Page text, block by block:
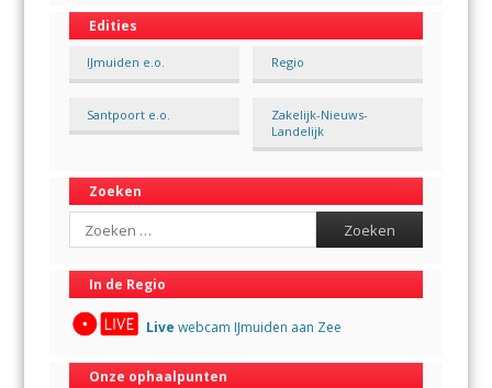
Edities
IJmuiden e.o. Regio
Santpoort e.o.
Zakelijk-Nieuws-
Landelijk
Zoeken
Search
In de Regio
Live webcam IJmuiden aan Zee
Onze ophaalpunten